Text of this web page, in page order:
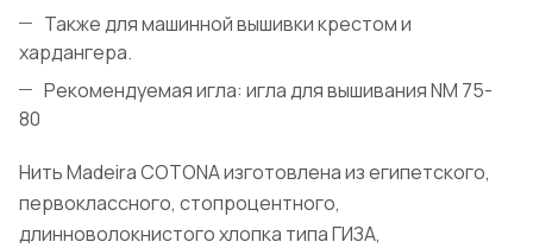
Также для машинной вышивки крестом и
хардангера.
Рекомендуемая игла: игла для вышивания NM 75-
80
Нить Madeira COTONA изготовлена из египетского,
первоклассного, стопроцентного,
длинноволокнистого хлопка типа ГИЗА,